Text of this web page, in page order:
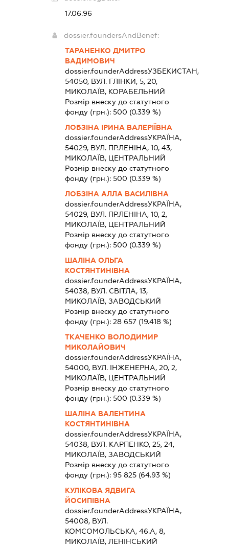
17.06.96
dossier.foundersAndBenef:
ТАРАНЕНКО ДМИТРО
ВАДИМОВИЧ
dossier.founderAddressУЗБЕКИСТАН,
54050, ВУЛ. ГЛІНКИ, 5, 20,
МИКОЛАЇВ, КОРАБЕЛЬНИЙ
Розмір внеску до статутного
фонду (грн.):500 (0.339 %)
ЛОБЗІНА ІРИНА ВАЛЕРІЇВНА
dossier.founderAddressУКРАЇНА,
54029, ВУЛ. ПР.ЛЕНІНА, 10, 43,
МИКОЛАЇВ, ЦЕНТРАЛЬНИЙ
Розмір внеску до статутного
фонду (грн.):500 (0.339 %)
ЛОБЗІНА АЛЛА ВАСИЛІВНА
dossier.founderAddressУКРАЇНА,
54029, ВУЛ. ПР.ЛЕНІНА, 10, 2,
МИКОЛАЇВ, ЦЕНТРАЛЬНИЙ
Розмір внеску до статутного
фонду (грн.):500 (0.339 %)
ШАЛІНА ОЛЬГА
КОСТЯНТИНІВНА
dossier.founderAddressУКРАЇНА,
54038, ВУЛ. СВІТЛА, 13,
МИКОЛАЇВ, ЗАВОДСЬКИЙ
Розмір внеску до статутного
фонду (грн.):28 657 (19.418 %)
ТКАЧЕНКО ВОЛОДИМИР
МИКОЛАЙОВИЧ
dossier.founderAddressУКРАЇНА,
54000, ВУЛ. ІНЖЕНЕРНА, 20, 2,
МИКОЛАЇВ, ЦЕНТРАЛЬНИЙ
Розмір внеску до статутного
фонду (грн.):500 (0.339 %)
ШАЛІНА ВАЛЕНТИНА
КОСТЯНТИНІВНА
dossier.founderAddressУКРАЇНА,
54038, ВУЛ. КАРПЕНКО, 25, 24,
МИКОЛАЇВ, ЗАВОДСЬКИЙ
Розмір внеску до статутного
фонду (грн.): 95 825 (64.93 %)
КУЛІКОВА ЯДВИГА
ЙОСИПІВНА
dossier.founderAddressУКРАЇНА,
54008, ВУЛ.
КОМСОМОЛЬСЬКА, 46.А, 8,
МИКОЛАЇВ, ЛЕНІНСЬКИЙ